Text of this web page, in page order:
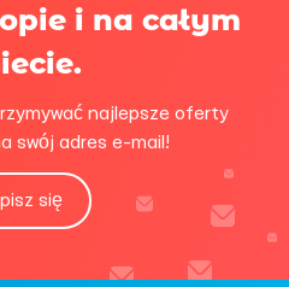
i na całym
najlepsze oferty
swój adres e-mail!
się